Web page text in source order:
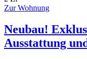
Zur Wohnung
Neubau!
Ausstattung